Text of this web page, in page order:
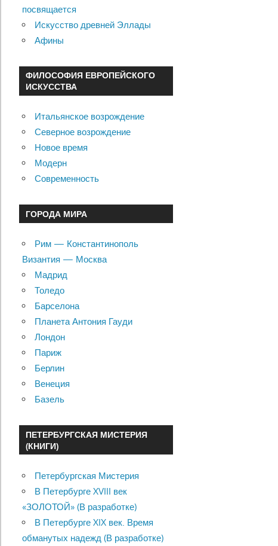
посвящается
Искусство древней Эллады
Афины
ФИЛОСОФИЯ ЕВРОПЕЙСКОГО
ИСКУССТВА
Итальянское возрождение
Северное возрождение
Новое время
Модерн
Современность
ГОРОДА МИРА
Рим — Константинополь
Византия — Москва
Мадрид
Толедо
Барселона
Планета Антония Гауди
Лондон
Париж
Берлин
Венеция
Базель
ПЕТЕРБУРГСКАЯ МИСТЕРИЯ
(КНИГИ)
Петербургская Мистерия
В Петербурге XVIII век
«ЗОЛОТОЙ» (В разработке)
В Петербурге XIX век. Время
обманутых надежд (В разработке)